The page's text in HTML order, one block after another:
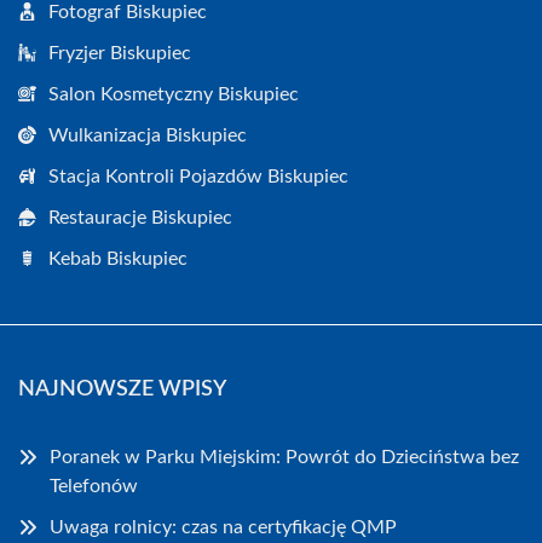
Fotograf Biskupiec
Fryzjer Biskupiec
Salon Kosmetyczny Biskupiec
Wulkanizacja Biskupiec
Stacja Kontroli Pojazdów Biskupiec
Restauracje Biskupiec
Kebab Biskupiec
NAJNOWSZE WPISY
Poranek w Parku Miejskim: Powrót do Dzieciństwa bez
Telefonów
Uwaga rolnicy: czas na certyfikację QMP